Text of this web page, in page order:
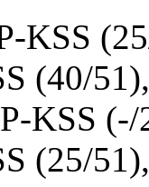
KSS
(40/
KSS
(25/